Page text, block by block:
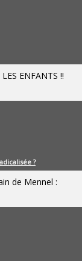
ENFANTS !!
?
de Mennel :